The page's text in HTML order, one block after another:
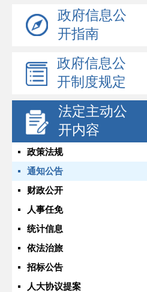
政府信息公
开指南
政府信息公
开制度规定
法定主动公
开内容
政策法规
通知公告
财政公开
人事任免
统计信息
依法治旅
招标公告
人大协议提案